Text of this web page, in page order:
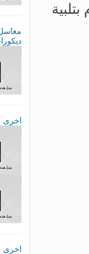
اخرى
اخرى